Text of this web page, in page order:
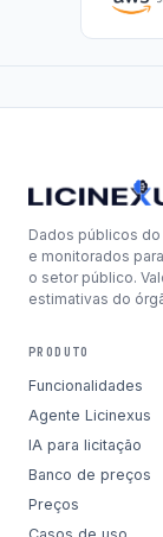
Dados públicos do
e monitorados
o setor público.
estimativas do
PRODUTO
Funcionalidades
Agente Licinexus
IA para licitação
Banco de preços
Preços